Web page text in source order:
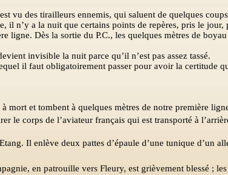
vu des tirailleurs ennemis, qui saluent de quelques
il n’y a la nuit que certains points de repères, pris le jour,
ligne. Dès la sortie du P.C., les quelques mètres de
invisible la nuit parce qu’il n’est pas assez tassé.
il faut obligatoirement passer pour avoir la certitude
et tombent à quelques mètres de notre première
corps de l’aviateur français qui est transporté à
Il enlève deux pattes d’épaule d’une tunique d’un
en patrouille vers Fleury, est grièvement blessé ;